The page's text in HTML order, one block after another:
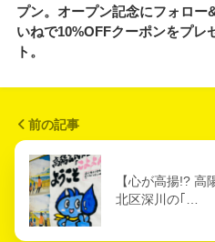
プン。オープン記念にフォロー
いねで10%OFFクーポンをプレ
ト。
前の記事
【心が高揚!?
北区深川の｢…